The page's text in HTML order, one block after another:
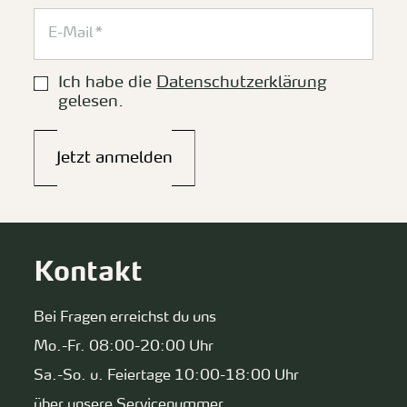
Ich habe die
Datenschutzerklärung
gelesen.
Jetzt anmelden
Kontakt
Bei Fragen erreichst du uns
Mo.-Fr. 08:00-20:00 Uhr
Sa.-So. u. Feiertage 10:00-18:00 Uhr